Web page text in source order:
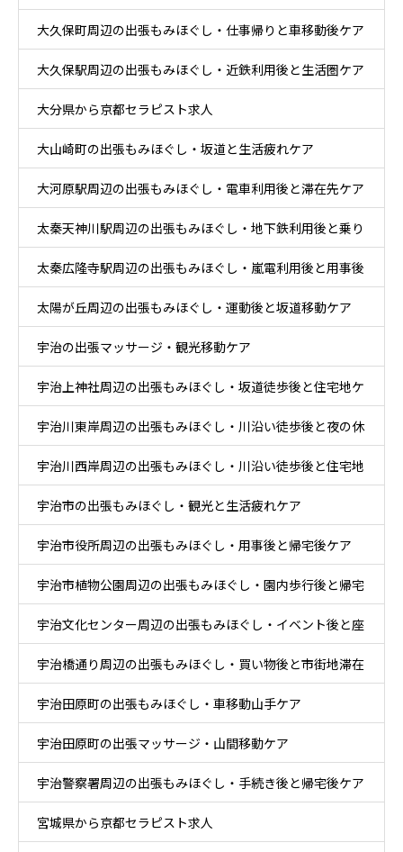
大久保町周辺の出張もみほぐし・仕事帰りと車移動後ケア
大久保駅周辺の出張もみほぐし・近鉄利用後と生活圏ケア
大分県から京都セラピスト求人
大山崎町の出張もみほぐし・坂道と生活疲れケア
大河原駅周辺の出張もみほぐし・電車利用後と滞在先ケア
太秦天神川駅周辺の出張もみほぐし・地下鉄利用後と乗り
換え後ケア
太秦広隆寺駅周辺の出張もみほぐし・嵐電利用後と用事後
ケア
太陽が丘周辺の出張もみほぐし・運動後と坂道移動ケア
宇治の出張マッサージ・観光移動ケア
宇治上神社周辺の出張もみほぐし・坂道徒歩後と住宅地ケ
ア
宇治川東岸周辺の出張もみほぐし・川沿い徒歩後と夜の休
息ケア
宇治川西岸周辺の出張もみほぐし・川沿い徒歩後と住宅地
帰宅ケア
宇治市の出張もみほぐし・観光と生活疲れケア
宇治市役所周辺の出張もみほぐし・用事後と帰宅後ケア
宇治市植物公園周辺の出張もみほぐし・園内歩行後と帰宅
後ケア
宇治文化センター周辺の出張もみほぐし・イベント後と座
り時間ケア
宇治橋通り周辺の出張もみほぐし・買い物後と市街地滞在
ケア
宇治田原町の出張もみほぐし・車移動山手ケア
宇治田原町の出張マッサージ・山間移動ケア
宇治警察署周辺の出張もみほぐし・手続き後と帰宅後ケア
宮城県から京都セラピスト求人